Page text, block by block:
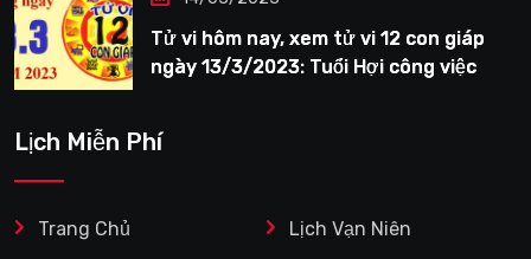
Tử vi hôm nay, xem tử vi 12 con giáp
ngày 13/3/2023: Tuổi Hợi công việc
Lịch Miễn Phí
Trang Chủ Lịch Vạn Niên